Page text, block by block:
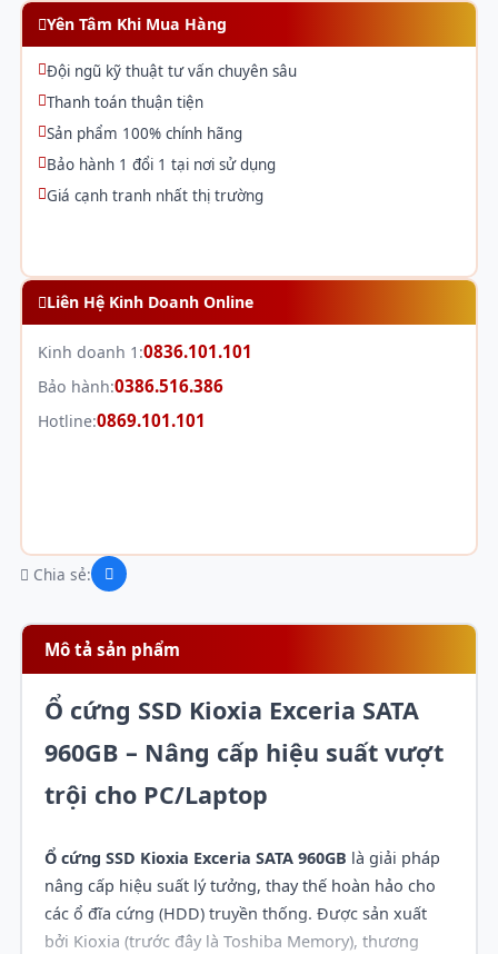
Yên Tâm Khi Mua Hàng
Đội ngũ kỹ thuật tư vấn chuyên sâu
Thanh toán thuận tiện
Sản phẩm 100% chính hãng
Bảo hành 1 đổi 1 tại nơi sử dụng
Giá cạnh tranh nhất thị trường
Liên Hệ Kinh Doanh Online
Kinh doanh 1:0836.101.101
Bảo hành:0386.516.386
Hotline:0869.101.101
Chia sẻ:
Mô tả sản phẩm
Ổ cứng SSD Kioxia Exceria SATA
960GB – Nâng cấp hiệu suất vượt
trội cho PC/Laptop
Ổ cứng SSD Kioxia Exceria SATA 960GB là giải pháp
nâng cấp hiệu suất lý tưởng, thay thế hoàn hảo cho
các ổ đĩa cứng (HDD) truyền thống. Được sản xuất
bởi Kioxia (trước đây là Toshiba Memory), thương